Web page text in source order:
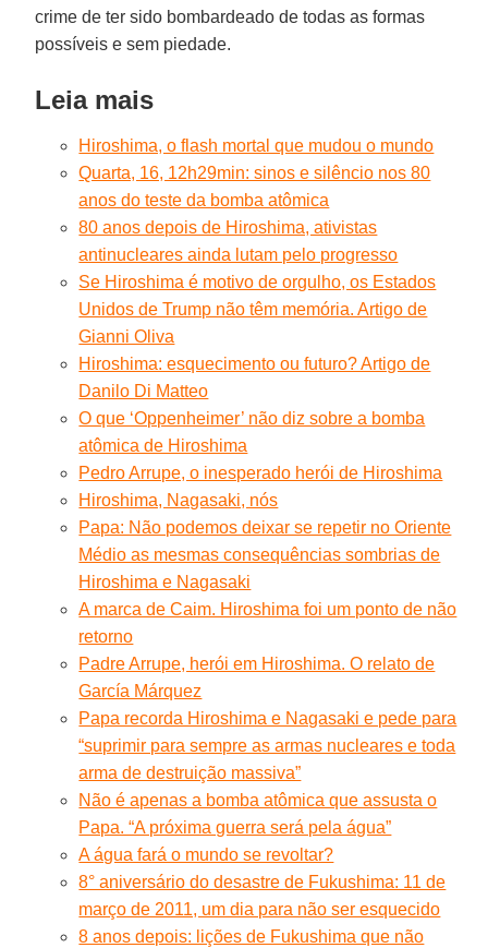
crime de ter sido bombardeado de todas as formas
possíveis e sem piedade.
Leia mais
Hiroshima, o flash mortal que mudou o mundo
Quarta, 16, 12h29min: sinos e silêncio nos 80
anos do teste da bomba atômica
80 anos depois de Hiroshima, ativistas
antinucleares ainda lutam pelo progresso
Se Hiroshima é motivo de orgulho, os Estados
Unidos de Trump não têm memória. Artigo de
Gianni Oliva
Hiroshima: esquecimento ou futuro? Artigo de
Danilo Di Matteo
O que ‘Oppenheimer’ não diz sobre a bomba
atômica de Hiroshima
Pedro Arrupe, o inesperado herói de Hiroshima
Hiroshima, Nagasaki, nós
Papa: Não podemos deixar se repetir no Oriente
Médio as mesmas consequências sombrias de
Hiroshima e Nagasaki
A marca de Caim. Hiroshima foi um ponto de não
retorno
Padre Arrupe, herói em Hiroshima. O relato de
García Márquez
Papa recorda Hiroshima e Nagasaki e pede para
“suprimir para sempre as armas nucleares e toda
arma de destruição massiva”
Não é apenas a bomba atômica que assusta o
Papa. “A próxima guerra será pela água”
A água fará o mundo se revoltar?
8° aniversário do desastre de Fukushima: 11 de
março de 2011, um dia para não ser esquecido
8 anos depois: lições de Fukushima que não